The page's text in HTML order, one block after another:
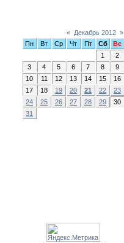
« Декабрь 2012 »
Пн
Вт Ср Чт Пт Сб
Вс
1
2
3
4 5 6 7 8
9
10
11 12 13 14 15
16
17
18 19 20 21 22
23
24
25 26 27 28 29
30
31